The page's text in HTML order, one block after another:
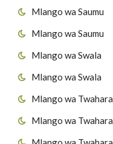
Mlango wa Saumu
Mlango wa Saumu
Mlango wa Swala
Mlango wa Swala
Mlango wa Twahara
Mlango wa Twahara